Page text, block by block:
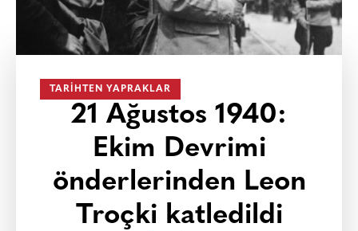
TARIHTEN YAPRAKLAR
21 Ağustos 1940:
Ekim Devrimi
önderlerinden Leon
Troçki katledildi